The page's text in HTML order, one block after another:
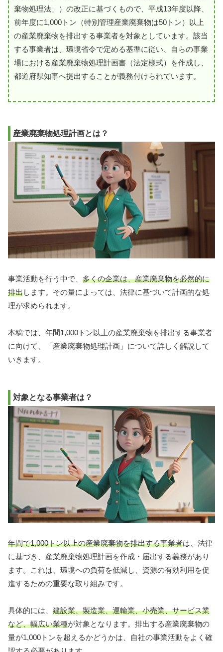
棄物処理法」）の改正に基づくもので、平成13年度以降、
前年度に1,000トン（特別管理産業廃棄物は50トン）以上
の産業廃棄物を排出する事業者を対象としています。該当
する事業者は、環境省令で定める基準に従い、自らの事業
場における産業廃棄物処理計画書（法定様式）を作成し、
都道府県知事へ提出することが義務付けられています。
産業廃棄物処理計画とは？
事業活動を行う中で、 多くの企業は、産業廃棄物を必然的に
排出します。その量によっては、法律に基づいて計画的な処
理が求められます。
本稿では、年間1,000トン以上の産業廃棄物を排出する事業者
に向けて、「産業廃棄物処理計画」について詳しく解説して
いきます。
対象となる事業者は？
年間で1,000トン以上の産業廃棄物を排出する事業者は、法律
に基づき、産業廃棄物処理計画を作成・届出する義務があり
ます。これは、環境への負荷を低減し、資源の有効利用を促
進するための重要な取り組みです。
具体的には、 建設業、製造業、運輸業、小売業、サービス業
など、幅広い業種が対象となります。排出する産業廃棄物の
量が1,000トンを超えるかどうかは、自社の事業活動をよく確